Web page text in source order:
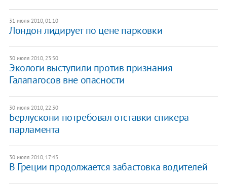
31 июля 2010, 01:10
Лондон лидирует по цене парковки
30 июля 2010, 23:50
Экологи выступили против признания
Галапагосов вне опасности
30 июля 2010, 22:30
Берлускони потребовал отставки спикера
парламента
30 июля 2010, 17:45
В Греции продолжается забастовка водителей